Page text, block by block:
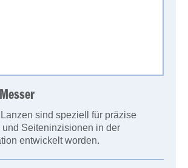
sind speziell für präzise
Seiteninzisionen in der
entwickelt worden.